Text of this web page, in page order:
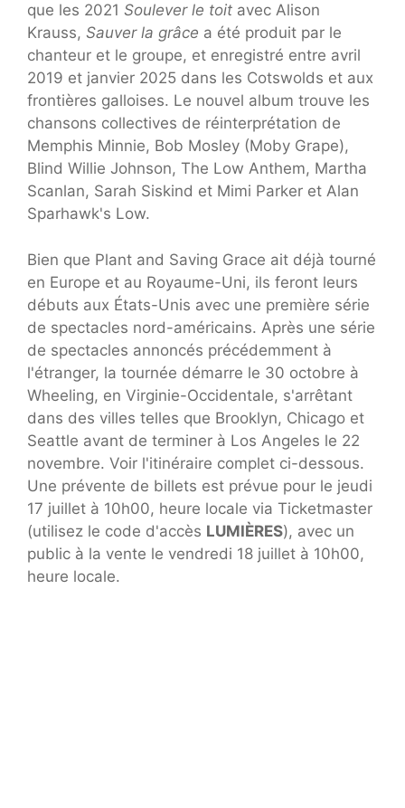
que les 2021 Soulever le toit avec Alison
Krauss, Sauver la grâce a été produit par le
chanteur et le groupe, et enregistré entre avril
2019 et janvier 2025 dans les Cotswolds et aux
frontières galloises. Le nouvel album trouve les
chansons collectives de réinterprétation de
Memphis Minnie, Bob Mosley (Moby Grape),
Blind Willie Johnson, The Low Anthem, Martha
Scanlan, Sarah Siskind et Mimi Parker et Alan
Sparhawk's Low.
Bien que Plant and Saving Grace ait déjà tourné
en Europe et au Royaume-Uni, ils feront leurs
débuts aux États-Unis avec une première série
de spectacles nord-américains. Après une série
de spectacles annoncés précédemment à
l'étranger, la tournée démarre le 30 octobre à
Wheeling, en Virginie-Occidentale, s'arrêtant
dans des villes telles que Brooklyn, Chicago et
Seattle avant de terminer à Los Angeles le 22
novembre. Voir l'itinéraire complet ci-dessous.
Une prévente de billets est prévue pour le jeudi
17 juillet à 10h00, heure locale via Ticketmaster
(utilisez le code d'accès LUMIÈRES), avec un
public à la vente le vendredi 18 juillet à 10h00,
heure locale.